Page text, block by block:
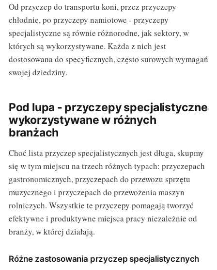
Od przyczep do transportu koni, przez przyczepy
chłodnie, po przyczepy namiotowe - przyczepy
specjalistyczne są równie różnorodne, jak sektory, w
których są wykorzystywane. Każda z nich jest
dostosowana do specyficznych, często surowych wymagań
swojej dziedziny.
Pod lupa - przyczepy specjalistyczne
wykorzystywane w różnych
branżach
Choć lista przyczep specjalistycznych jest długa, skupmy
się w tym miejscu na trzech różnych typach: przyczepach
gastronomicznych, przyczepach do przewozu sprzętu
muzycznego i przyczepach do przewożenia maszyn
rolniczych. Wszystkie te przyczepy pomagają tworzyć
efektywne i produktywne miejsca pracy niezależnie od
branży, w której działają.
Różne zastosowania przyczep specjalistycznych